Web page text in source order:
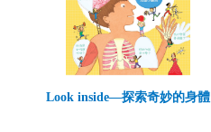
Look inside—探索奇妙的身體